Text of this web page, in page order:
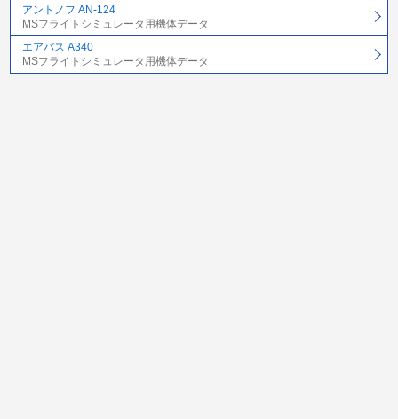
アントノフ AN-124
MSフライトシミュレータ用機体データ
エアバス A340
MSフライトシミュレータ用機体データ